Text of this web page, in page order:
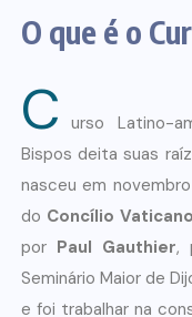
O que é o
C urso Latino-
Bispos deita suas
nasceu em
do Concílio
por Paul Gauthier,
Seminário Maior de
e foi trabalhar na